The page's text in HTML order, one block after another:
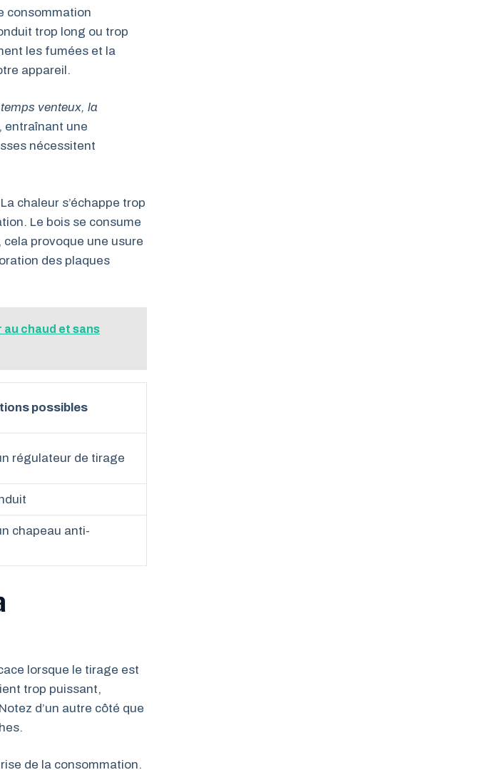
consommation
trop long ou trop
les fumées et la
appareil.
venteux, la
, entraînant une
nécessitent
chaleur s’échappe trop
Le bois se consume
provoque une usure
des plaques
au chaud et sans
possibles
régulateur de tirage
chapeau anti-
lorsque le tirage est
trop puissant,
d’un autre côté que
de la consommation.